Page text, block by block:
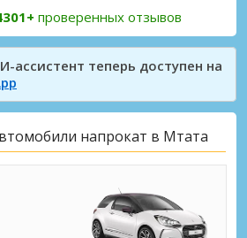
проверенных отзывов
ассистент теперь доступен на
напрокат в Мтата